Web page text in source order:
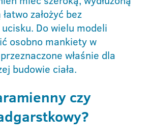
założyć bez
Do wielu modeli
osobno mankiety w
właśnie dla
budowie ciała.
czy